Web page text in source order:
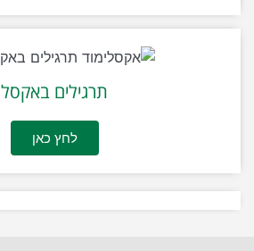
תרגילים באקסל
לחץ כאן